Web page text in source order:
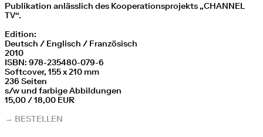
Publikation anlässlich des Kooperationsprojekts „CHANNEL
TV“.
Edition:
Deutsch / Englisch / Französisch
2010
ISBN: 978-235480-079-6
Softcover, 155 x 210 mm
236 Seiten
s/w und farbige Abbildungen
15,00 / 18,00 EUR
→ BESTELLEN